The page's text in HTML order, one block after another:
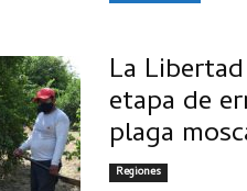
La
etapa de
plaga
Regiones